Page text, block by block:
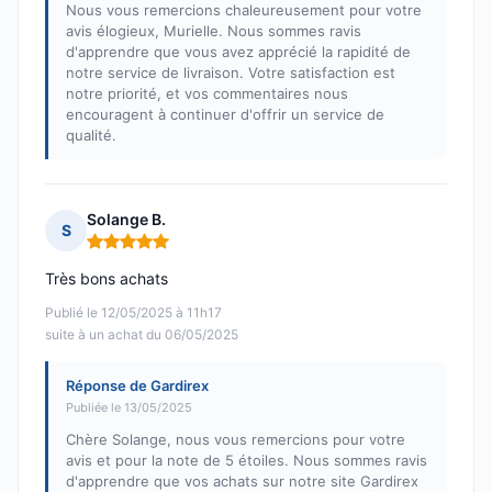
Nous vous remercions chaleureusement pour votre
avis élogieux, Murielle. Nous sommes ravis
d'apprendre que vous avez apprécié la rapidité de
notre service de livraison. Votre satisfaction est
notre priorité, et vos commentaires nous
encouragent à continuer d'offrir un service de
qualité.
S
Solange B.
Note : 5 sur 5
Publié le 12/05/2025 à 11h17
suite à un achat du 06/05/2025
Très bons achats
Réponse de Gardirex
Publiée le 13/05/2025
Chère Solange, nous vous remercions pour votre
avis et pour la note de 5 étoiles. Nous sommes ravis
d'apprendre que vos achats sur notre site Gardirex